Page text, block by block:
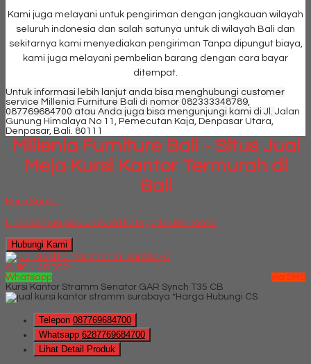
Kami juga melayani untuk pengiriman dengan jangkauan wilayah
seluruh indonesia dan salah satunya untuk di wilayah Bali dan
sekitarnya kami menyediakan pengiriman Tanpa dipungut biaya,
kami juga melayani pembelian barang dengan cara bayar
ditempat.
Untuk informasi lebih lanjut anda bisa menghubungi customer
service Millenia Furniture Bali di nomor 082333348789,
087769684700 atau Anda juga bisa mengunjungi kami di Jl. Jalan
Gunung Himalaya No 11, Pemecutan Kaja, Denpasar Utara,
Denpasar, Bali. 80111
Millenia Furniture Bali - Situs Jual
Meja Kursi Kantor Termurah di
Bali
Kursi Kantor
Lihat semua produk pada kategori Kursi Kantor
Hubungi Kami
QUICK ORDER
Whatsapp
via SMS
Kursi Kantor Stramm Senator GAR Synch T35 CB
*Harga Hubungi CS
Telepon 087769684700
Whatsapp 6287769684700
Lihat Detail Produk